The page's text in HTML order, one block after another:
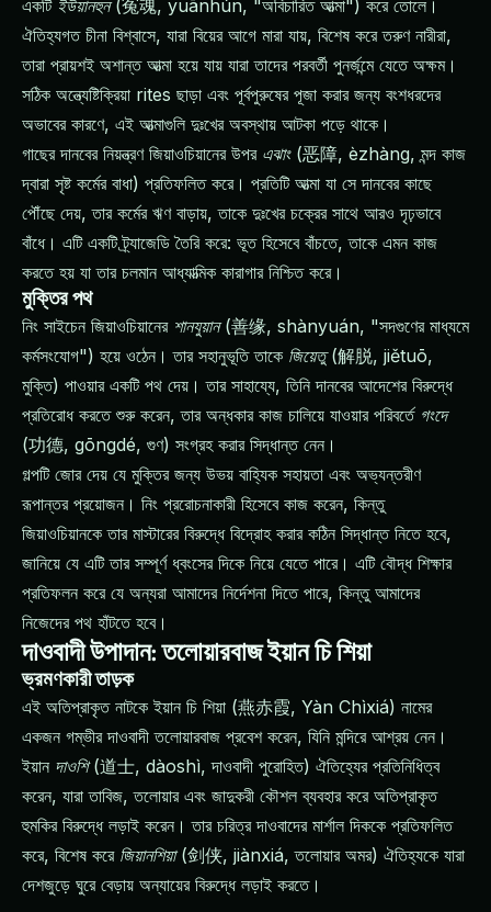
একটি ইউয়ানহুন(冤魂, yuānhún, "অবিচারিত আত্মা") করে তোলে।
ঐতিহ্যগত চীনা বিশ্বাসে, যারা বিয়ের আগে মারা যায়, বিশেষ করে তরুণ নারীরা,
তারা প্রায়শই অশান্ত আত্মা হয়ে যায় যারা তাদের পরবর্তী পুনর্জন্মে যেতে অক্ষম।
সঠিক অন্ত্যেষ্টিক্রিয়া rites ছাড়া এবং পূর্বপুরুষের পূজা করার জন্য বংশধরদের
অভাবের কারণে, এই আত্মাগুলি দুঃখের অবস্থায় আটকা পড়ে থাকে।
গাছের দানবের নিয়ন্ত্রণ জিয়াওচিয়ানের উপর এঝাং(恶障, èzhàng, মন্দ কাজ
দ্বারা সৃষ্ট কর্মের বাধা) প্রতিফলিত করে। প্রতিটি আত্মা যা সে দানবের কাছে
পৌঁছে দেয়, তার কর্মের ঋণ বাড়ায়, তাকে দুঃখের চক্রের সাথে আরও দৃঢ়ভাবে
বাঁধে। এটি একটি ট্র্যাজেডি তৈরি করে: ভূত হিসেবে বাঁচতে, তাকে এমন কাজ
করতে হয় যা তার চলমান আধ্যাত্মিক কারাগার নিশ্চিত করে।
মুক্তির পথ
নিং সাইচেন জিয়াওচিয়ানের শানযুয়ান(善缘, shànyuán, "সদগুণের মাধ্যমে
কর্মসংযোগ") হয়ে ওঠেন। তার সহানুভূতি তাকে জিয়েতু(解脱, jiětuō,
মুক্তি) পাওয়ার একটি পথ দেয়। তার সাহায্যে, তিনি দানবের আদেশের বিরুদ্ধে
প্রতিরোধ করতে শুরু করেন, তার অন্ধকার কাজ চালিয়ে যাওয়ার পরিবর্তে গংদে
(功德, gōngdé, গুণ) সংগ্রহ করার সিদ্ধান্ত নেন।
গল্পটি জোর দেয় যে মুক্তির জন্য উভয় বাহ্যিক সহায়তা এবং অভ্যন্তরীণ
রূপান্তর প্রয়োজন। নিং প্ররোচনাকারী হিসেবে কাজ করেন, কিন্তু
জিয়াওচিয়ানকে তার মাস্টারের বিরুদ্ধে বিদ্রোহ করার কঠিন সিদ্ধান্ত নিতে হবে,
জানিয়ে যে এটি তার সম্পূর্ণ ধ্বংসের দিকে নিয়ে যেতে পারে। এটি বৌদ্ধ শিক্ষার
প্রতিফলন করে যে অন্যরা আমাদের নির্দেশনা দিতে পারে, কিন্তু আমাদের
নিজেদের পথ হাঁটতে হবে।
দাওবাদী উপাদান: তলোয়ারবাজ ইয়ান চি শিয়া
ভ্রমণকারী তাড়ক
এই অতিপ্রাকৃত নাটকে ইয়ান চি শিয়া (燕赤霞, Yàn Chìxiá) নামের
একজন গম্ভীর দাওবাদী তলোয়ারবাজ প্রবেশ করেন, যিনি মন্দিরে আশ্রয় নেন।
ইয়ান দাওশি(道士, dàoshì, দাওবাদী পুরোহিত) ঐতিহ্যের প্রতিনিধিত্ব
করেন, যারা তাবিজ, তলোয়ার এবং জাদুকরী কৌশল ব্যবহার করে অতিপ্রাকৃত
হুমকির বিরুদ্ধে লড়াই করেন। তার চরিত্র দাওবাদের মার্শাল দিককে প্রতিফলিত
করে, বিশেষ করে জিয়ানশিয়া(剑侠, jiànxiá, তলোয়ার অমর) ঐতিহ্যকে যারা
দেশজুড়ে ঘুরে বেড়ায় অন্যায়ের বিরুদ্ধে লড়াই করতে।